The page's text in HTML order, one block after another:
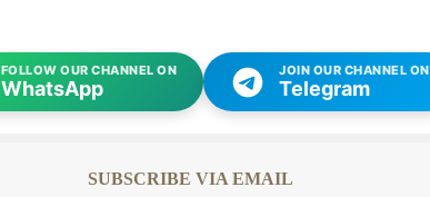
FOLLOW OUR CHANNEL ON
WhatsApp
JOIN OUR CHANNEL ON
Telegram
SUBSCRIBE VIA EMAIL